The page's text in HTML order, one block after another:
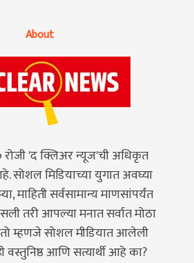
About
रोजी 'द क्लिअर न्यूज'ची अधिकृत
सोशल मिडियाच्या युगात अवघ्या
माहिती सर्वसामान्य माणसांपर्यंत
तरी आपल्या मनात सर्वात मोठा
तो म्हणजे सोशल मीडियात आलेली
वस्तुनिष्ठ आणि सत्यार्थी आहे का?